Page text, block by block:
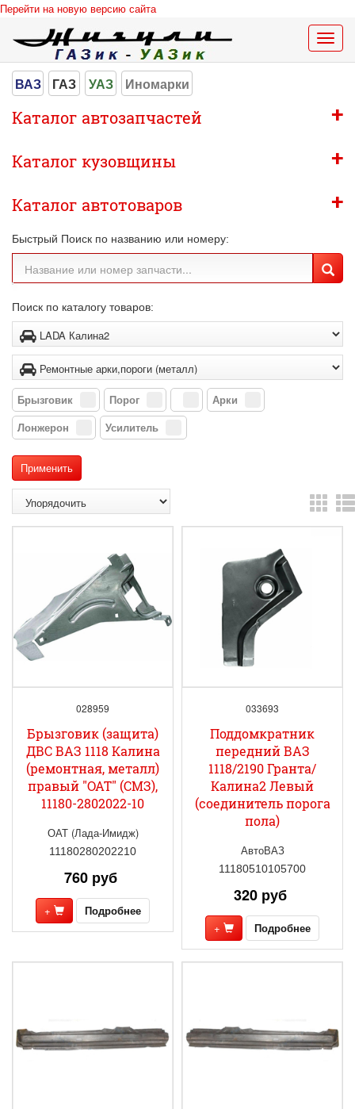
Перейти на новую версию сайта
Меню
ВАЗ ГАЗ УАЗ Иномарки
Каталог автозапчастей +
Каталог кузовщины +
Каталог автотоваров +
Быстрый Поиск по названию или номеру:
Поиск по каталогу товаров:
Брызговик Порог
Арки
Лонжерон
Усилитель
028959
Брызговик (защита)
ДВС ВАЗ 1118 Калина
(ремонтная, металл)
правый "ОАТ" (СМЗ),
11180-2802022-10
ОАТ (Лада-Имидж)
11180280202210
760 руб
+ Подробнее
033693
Поддомкратник
передний ВАЗ
1118/2190 Гранта/
Калина2 Левый
(соединитель порога
пола)
АвтоВАЗ
11180510105700
320 руб
+ Подробнее